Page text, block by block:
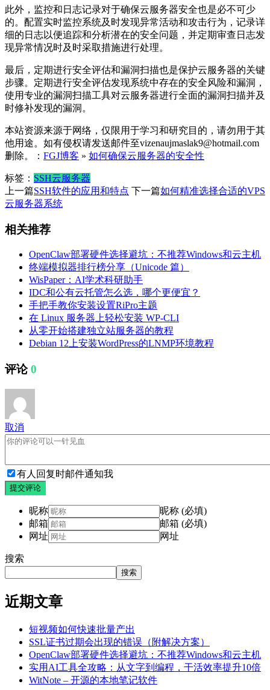
此外，监控和日志记录对于确保云服务器安全也是必不可少
的。配置实时监控系统及时发现异常活动和攻击行为，记录详
细的日志以便追踪和分析潜在的安全问题，并定期审查日志发
现异常情况时及时采取措施进行处理。
最后，定期进行安全评估和漏洞扫描也是保护云服务器的关键
步骤。定期进行安全评估发现系统中存在的安全风险和漏洞，
使用专业的漏洞扫描工具对云服务器进行全面的漏洞扫描并及
时修补发现的漏洞。
本站资源来源于网络，仅限用于学习和研究目的，请勿用于其
他用途。如有侵权请发送邮件至vizenaujmaslak9@hotmail.com
删除。： FGJ博客 » 如何确保云服务器的安全性
标签： SSH云服务器
上一篇SSH软件的应用和特点 下一篇如何精准选择合适的VPS
云服务器系统
相关推荐
OpenClaw部署硬件选择避坑：不推荐Windows和云主机
终端模拟器排行榜分享（Unicode 篇）
WisPaper：AI学术科研助手
IDC和公有云托管怎么选，哪个更便宜？
手把手教你安装设置RiPro主题
在 Linux 服务器上轻松安装 WP-CLI
从零开始搭建独立站服务器的教程
Debian 12上安装WordPress的LNMP环境教程
评论0
取消
有人回复时邮件通知我
提交评论
昵称
昵称 (必填)
邮箱
邮箱 (必填)
网址
网址
搜索
搜索
近期文章
短视频如何快速批量产出
SSL证书过期会出现的错误（附解决方案）
OpenClaw部署硬件选择避坑：不推荐Windows和云主机
实用AI工具全攻略：从文字到编程，干活效率提升10倍
WitNote – 开源的本地笔记软件